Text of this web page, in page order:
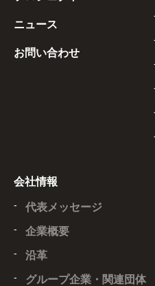
ニュース
お問い合わせ
会社情報
代表メッセージ
企業概要
沿革
グループ企業・関連団体